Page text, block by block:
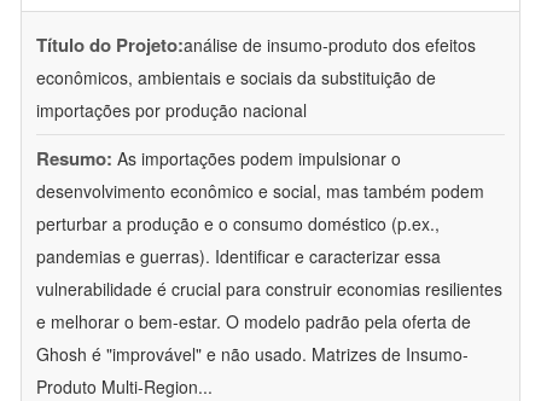
Título do Projeto:análise de insumo-produto dos efeitos
econômicos, ambientais e sociais da substituição de
importações por produção nacional
Resumo: As importações podem impulsionar o
desenvolvimento econômico e social, mas também podem
perturbar a produção e o consumo doméstico (p.ex.,
pandemias e guerras). Identificar e caracterizar essa
vulnerabilidade é crucial para construir economias resilientes
e melhorar o bem-estar. O modelo padrão pela oferta de
Ghosh é "improvável" e não usado. Matrizes de Insumo-
Produto Multi-Region...